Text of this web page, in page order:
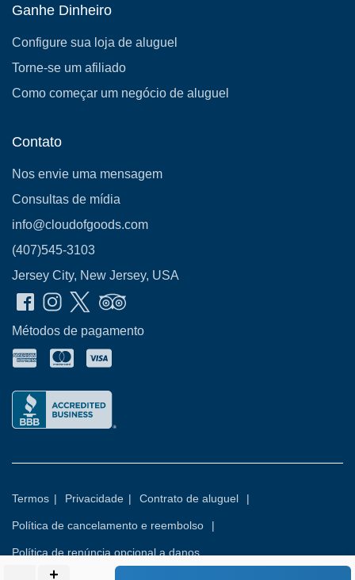
Ganhe Dinheiro
Configure sua loja de aluguel
Torne-se um afiliado
Como começar um negócio de aluguel
Contato
Nos envie uma mensagem
Consultas de mídia
info@cloudofgoods.com
(407)545-3103
Jersey City, New Jersey, USA
Métodos de pagamento
Termos | Privacidade | Contrato de aluguel |
Política de cancelamento e reembolso |
Política de renúncia opcional a danos